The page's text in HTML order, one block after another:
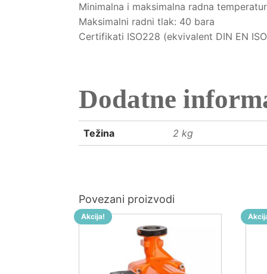
Minimalna i maksimalna radna
Maksimalni radni tlak: 40 bara
Certifikati ISO228 (ekvivalent DIN EN
Dodatne
Težina 2 kg
Povezani proizvodi
Akcija!